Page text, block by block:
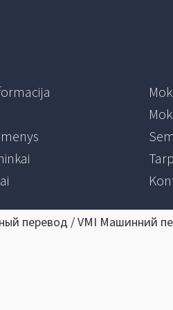
перевод / VMI Машинний